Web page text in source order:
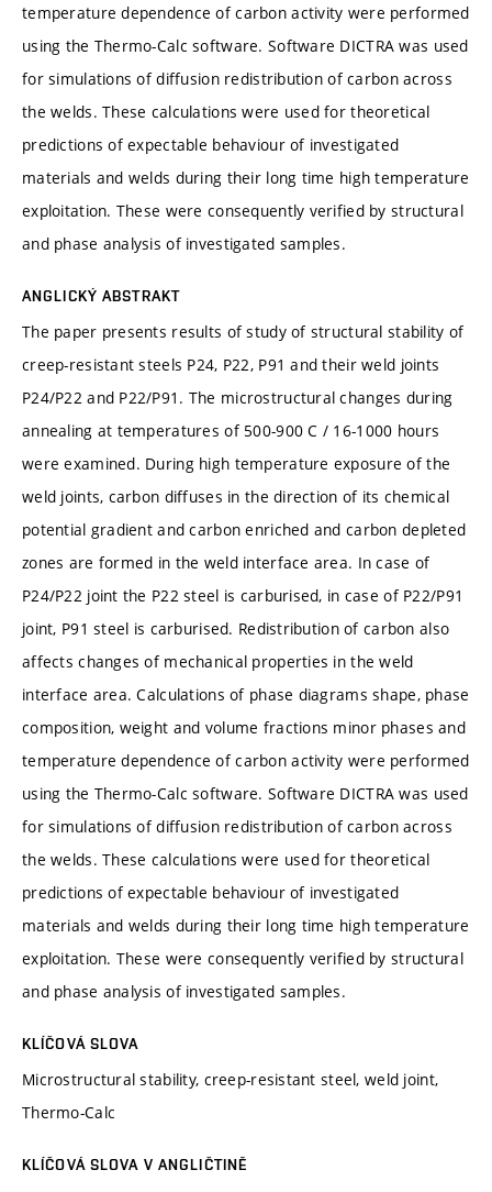
temperature dependence of carbon activity were performed
using the Thermo-Calc software. Software DICTRA was used
for simulations of diffusion redistribution of carbon across
the welds. These calculations were used for theoretical
predictions of expectable behaviour of investigated
materials and welds during their long time high temperature
exploitation. These were consequently verified by structural
and phase analysis of investigated samples.
ANGLICKÝ ABSTRAKT
The paper presents results of study of structural stability of
creep-resistant steels P24, P22, P91 and their weld joints
P24/P22 and P22/P91. The microstructural changes during
annealing at temperatures of 500-900 C / 16-1000 hours
were examined. During high temperature exposure of the
weld joints, carbon diffuses in the direction of its chemical
potential gradient and carbon enriched and carbon depleted
zones are formed in the weld interface area. In case of
P24/P22 joint the P22 steel is carburised, in case of P22/P91
joint, P91 steel is carburised. Redistribution of carbon also
affects changes of mechanical properties in the weld
interface area. Calculations of phase diagrams shape, phase
composition, weight and volume fractions minor phases and
temperature dependence of carbon activity were performed
using the Thermo-Calc software. Software DICTRA was used
for simulations of diffusion redistribution of carbon across
the welds. These calculations were used for theoretical
predictions of expectable behaviour of investigated
materials and welds during their long time high temperature
exploitation. These were consequently verified by structural
and phase analysis of investigated samples.
KLÍČOVÁ SLOVA
Microstructural stability, creep-resistant steel, weld joint,
Thermo-Calc
KLÍČOVÁ SLOVA V ANGLIČTINĚ